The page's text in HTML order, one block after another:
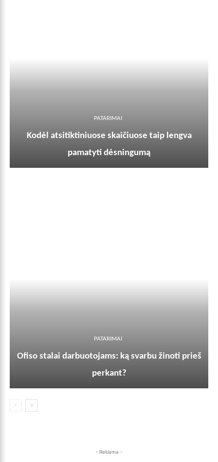
PATARIMAI
Kodėl atsitiktiniuose skaičiuose taip lengva
pamatyti dėsningumą
PATARIMAI
Ofiso stalai darbuotojams: ką svarbu žinoti prieš
perkant?
- Reklama -